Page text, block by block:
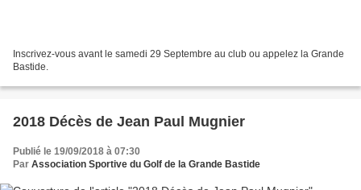
Inscrivez-vous avant le samedi 29 Septembre au club ou appelez la Grande
Bastide.
2018 Décès de Jean Paul Mugnier
Publié le 19/09/2018 à 07:30
Par Association Sportive du Golf de la Grande Bastide